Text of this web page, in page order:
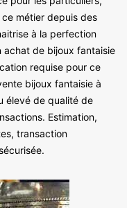
métier depuis des
à la perfection
achat de bijoux fantaisie
requise pour ce
bijoux fantaisie à
élevé de qualité de
Estimation,
transaction